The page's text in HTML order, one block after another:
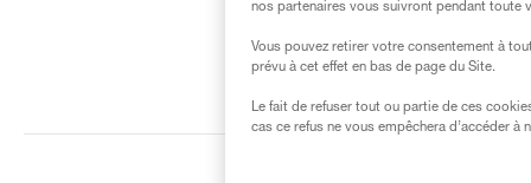
nos partenaires vous suivront pendant toute
Vous pouvez retirer votre consentement à
prévu à cet effet en bas de page du Site.
Le fait de refuser tout ou partie de ces
cas ce refus ne vous empêchera d’accéder à